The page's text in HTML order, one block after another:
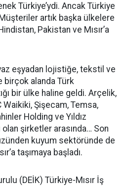
Türkiye’ydi. Ancak Türkiye
artık başka ülkelere
Pakistan ve Mısır’a
eşyadan lojistiğe, tekstil ve
birçok alanda Türk
bir ülke haline geldi. Arçelik,
Waikiki, Şişecam, Temsa,
Holding ve Yıldız
olan şirketler arasında… Son
kuyum sektöründe de
taşımaya başladı.
(DEİK) Türkiye-Mısır İş